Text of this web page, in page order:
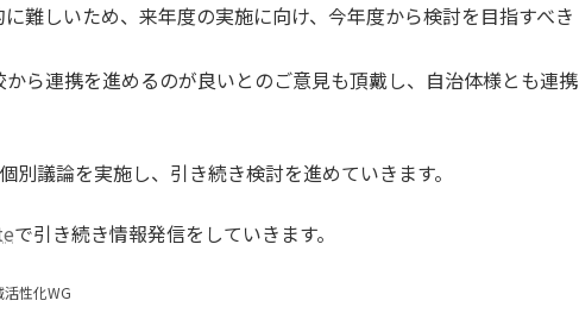
難しいため、来年度の実施に向け、今年度から検討を目指すべき
ら連携を進めるのが良いとのご意見も頂戴し、自治体様とも連携
別議論を実施し、引き続き検討を進めていきます。
で引き続き情報発信をしていきます。
性化WG